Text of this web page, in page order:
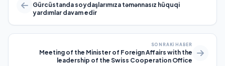
Gürcüstanda soydaşlarımıza təmənnasız hüquqi
yardımlar davam edir
SONRAKI HABER
Meeting of the Minister of Foreign Affairs with the
leadership of the Swiss Cooperation Office